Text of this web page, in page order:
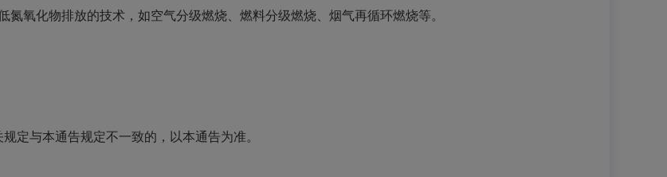
氮氧化物排放的技术，如空气分级燃烧、燃料分级燃烧、烟气再循环燃烧等。
定与本通告规定不一致的，以本通告为准。